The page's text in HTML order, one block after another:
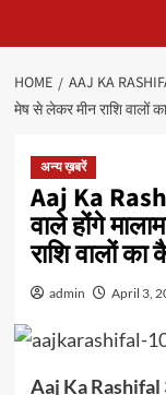
HOME
AAJ KA
मेष से लेकर मीन राशि वालों
अन्य ख़बरें
Aaj Ka
वाले होंगे
राशि वालों
admin April 3,
Aaj Ka